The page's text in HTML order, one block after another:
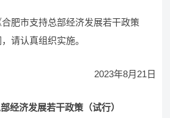
肥市支持总部经济发展若干政策
请认真组织实施。
2023年8月21日
经济发展若干政策（试行）